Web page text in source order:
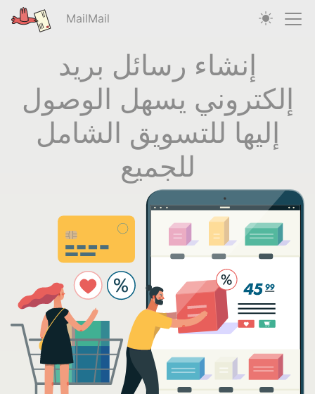
MailMail
إنشاء رسائل بريد
إلكتروني يسهل الوصول
إليها للتسويق الشامل
للجميع